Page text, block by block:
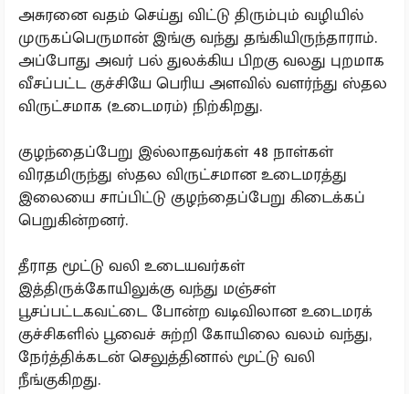
அசுரனை வதம் செய்து விட்டு திரும்பும் வழியில்
முருகப்பெருமான் இங்கு வந்து தங்கியிருந்தாராம்.
அப்போது அவர் பல் துலக்கிய பிறகு வலது புறமாக
வீசப்பட்ட குச்சியே பெரிய அளவில் வளர்ந்து ஸ்தல
விருட்சமாக (உடைமரம்) நிற்கிறது.
குழந்தைப்பேறு இல்லாதவர்கள் 48 நாள்கள்
விரதமிருந்து ஸ்தல விருட்சமான உடைமரத்து
இலையை சாப்பிட்டு குழந்தைப்பேறு கிடைக்கப்
பெறுகின்றனர்.
தீராத மூட்டு வலி உடையவர்கள்
இத்திருக்கோயிலுக்கு வந்து மஞ்சள்
பூசப்பட்டகவட்டை போன்ற வடிவிலான உடைமரக்
குச்சிகளில் பூவைச் சுற்றி கோயிலை வலம் வந்து,
நேர்த்திக்கடன் செலுத்தினால் மூட்டு வலி
நீங்குகிறது.